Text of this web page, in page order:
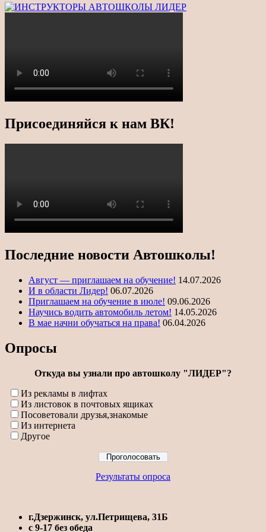
Присоединяйся к нам ВК!
Последние новости Автошколы!
Август — приглашаем на обучение! 14.07.2026
И в области Лидер! 06.07.2026
Приглашаем на обучение в июле! 09.06.2026
Научись водить автомобиль летом! 14.05.2026
В мае начни обучаться на права! 06.04.2026
Опросы
Откуда вы узнали про автошколу "ЛИДЕР"?
Из рекламы в лифтах
Из листовок в почтовых ящиках
Посоветовали друзья,знакомые
Из интернета
Другое
Результаты опроса
г.Дзержинск, ул.Петрищева, 31Б
с 9-17 без обеда